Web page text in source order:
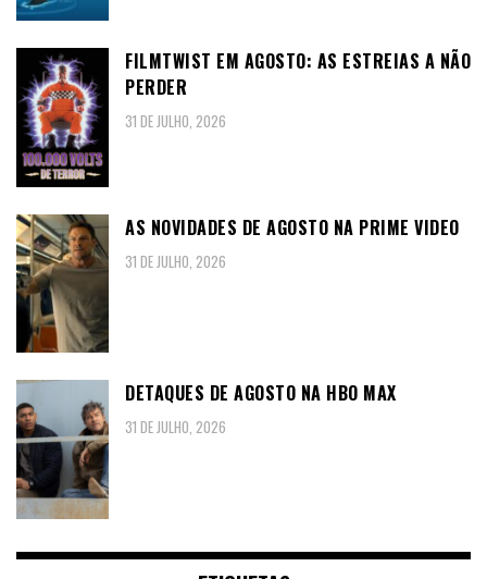
FILMTWIST EM AGOSTO: AS ESTREIAS A NÃO
PERDER
31 DE JULHO, 2026
AS NOVIDADES DE AGOSTO NA PRIME VIDEO
31 DE JULHO, 2026
DETAQUES DE AGOSTO NA HBO MAX
31 DE JULHO, 2026